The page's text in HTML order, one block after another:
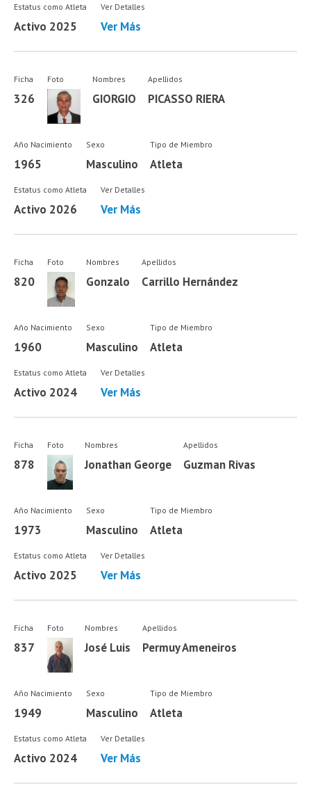
Estatus como Atleta
Activo 2025
Ver Detalles
Ver Más
Ficha
326
Foto Nombres
GIORGIO
Apellidos
PICASSO RIERA
Año Nacimiento
1965
Sexo
Masculino
Tipo de Miembro
Atleta
Estatus como Atleta
Activo 2026
Ver Detalles
Ver Más
Ficha
820
Foto Nombres
Gonzalo
Apellidos
Carrillo Hernández
Año Nacimiento
1960
Sexo
Masculino
Tipo de Miembro
Atleta
Estatus como Atleta
Activo 2024
Ver Detalles
Ver Más
Ficha
878
Foto Nombres
Jonathan George
Apellidos
Guzman Rivas
Año Nacimiento
1973
Sexo
Masculino
Tipo de Miembro
Atleta
Estatus como Atleta
Activo 2025
Ver Detalles
Ver Más
Ficha
837
Foto Nombres
José Luis
Apellidos
Permuy Ameneiros
Año Nacimiento
1949
Sexo
Masculino
Tipo de Miembro
Atleta
Estatus como Atleta
Activo 2024
Ver Detalles
Ver Más